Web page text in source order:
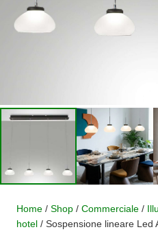
Home / Shop / Commerciale /
hotel / Sospensione lineare Led